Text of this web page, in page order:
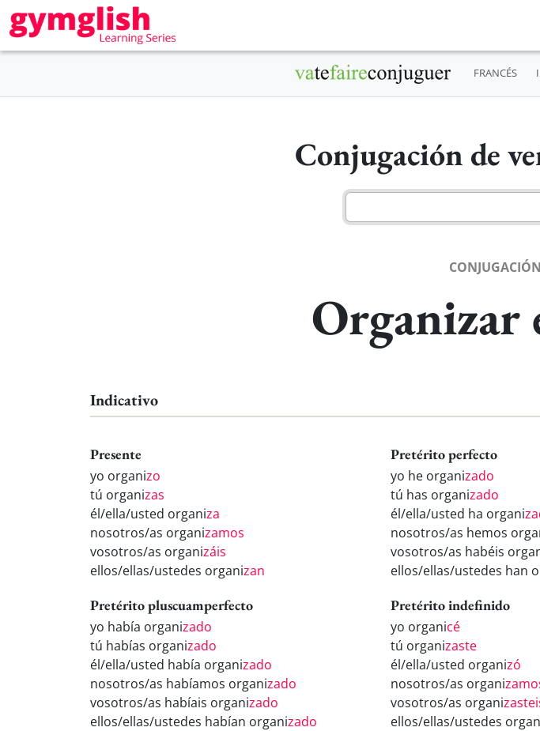
FRANCÉS
Conjugación de
Organizar
Indicativo
Presente
yo organizo
tú organizas
él/ella/usted organiza
nosotros/as organizamos
vosotros/as organizáis
ellos/ellas/ustedes organizan
Pretérito perfecto
yo he organizado
tú has organizado
él/ella/usted ha organi
nosotros/as hemos
vosotros/as habéis
ellos/ellas/ustedes han
Pretérito pluscuamperfecto
yo había organizado
tú habías organizado
él/ella/usted había organizado
nosotros/as habíamos organizado
vosotros/as habíais organizado
ellos/ellas/ustedes habían organizado
Pretérito indefinido
yo organicé
tú organizaste
él/ella/usted organizó
nosotros/as organi
vosotros/as organi
ellos/ellas/ustedes